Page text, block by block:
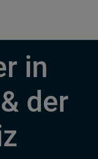
in
der